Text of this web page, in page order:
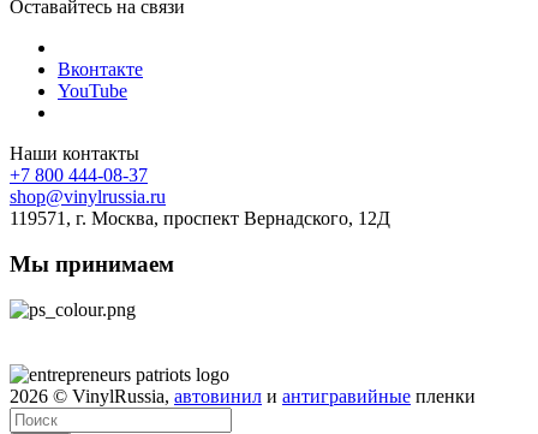
Оставайтесь на связи
Вконтакте
YouTube
Наши контакты
+7 800 444-08-37
shop@vinylrussia.ru
119571, г. Москва, проспект Вернадского, 12Д
Мы принимаем
2026 © VinylRussia, автовинил и антигравийные пленки